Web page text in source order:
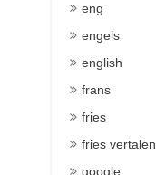
eng
engels
english
frans
fries
fries vertalen
google